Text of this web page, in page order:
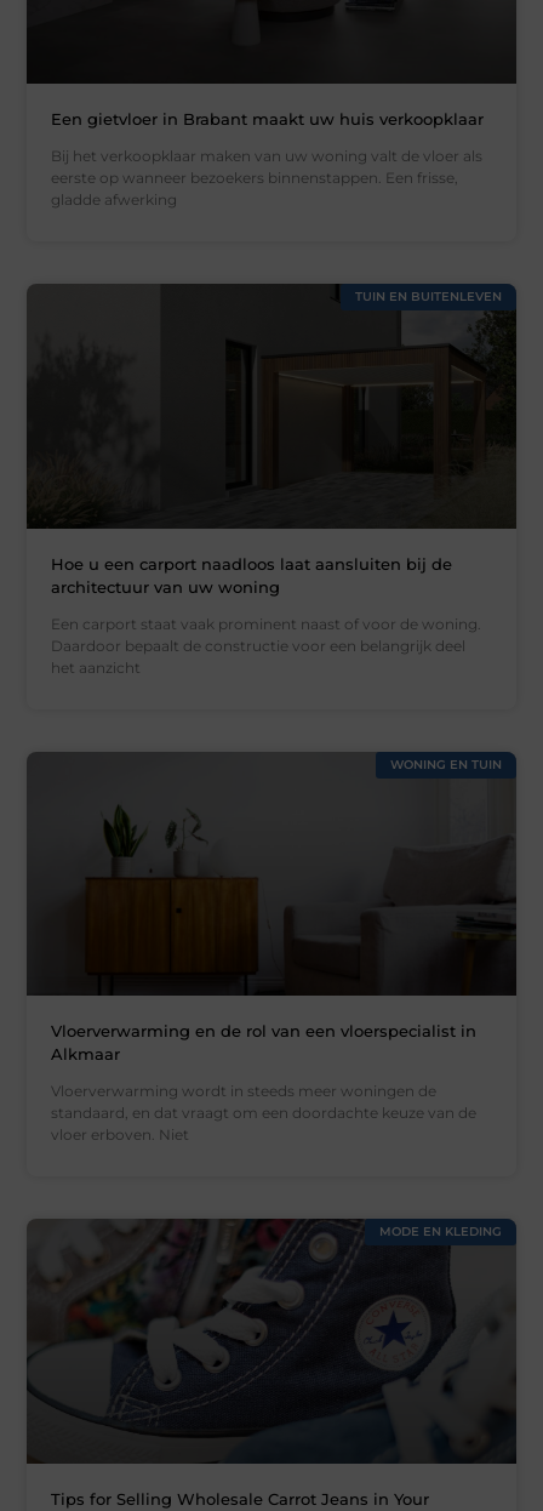
Een gietvloer in Brabant maakt uw huis verkoopklaar
Bij het verkoopklaar maken van uw woning valt de vloer als
eerste op wanneer bezoekers binnenstappen. Een frisse,
gladde afwerking
TUIN EN BUITENLEVEN
Hoe u een carport naadloos laat aansluiten bij de
architectuur van uw woning
Een carport staat vaak prominent naast of voor de woning.
Daardoor bepaalt de constructie voor een belangrijk deel
het aanzicht
WONING EN TUIN
Vloerverwarming en de rol van een vloerspecialist in
Alkmaar
Vloerverwarming wordt in steeds meer woningen de
standaard, en dat vraagt om een doordachte keuze van de
vloer erboven. Niet
MODE EN KLEDING
Tips for Selling Wholesale Carrot Jeans in Your